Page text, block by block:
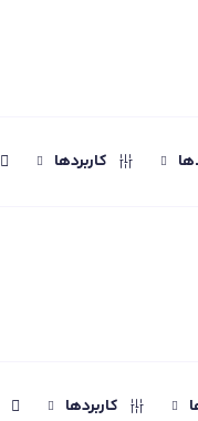
کاربردها
کاربردها